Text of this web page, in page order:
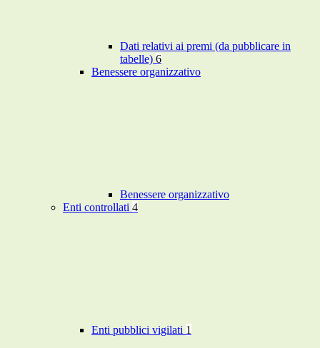
Dati relativi ai premi (da pubblicare in
tabelle) 6
Benessere organizzativo
Benessere organizzativo
Enti controllati 4
Enti pubblici vigilati 1